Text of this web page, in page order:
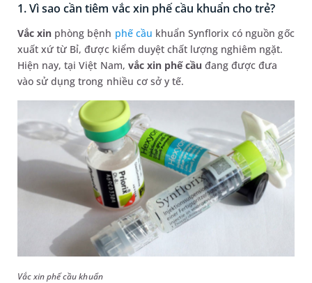
1. Vì sao cần tiêm vắc xin phế cầu khuẩn cho trẻ?
Vắc xin phòng bệnh phế cầu khuẩn Synflorix có nguồn gốc
xuất xứ từ Bỉ, được kiểm duyệt chất lượng nghiêm ngặt.
Hiện nay, tại Việt Nam, vắc xin phế cầu đang được đưa
vào sử dụng trong nhiều cơ sở y tế.
Vắc xin phế cầu khuẩn